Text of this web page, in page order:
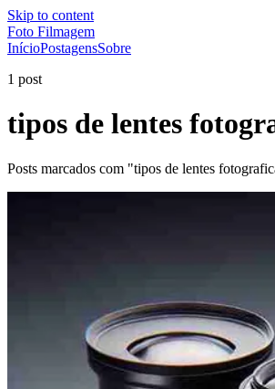
Skip to content
Foto Filmagem
InícioPostagensSobre
1 post
tipos de lentes
Posts marcados com "tipos de lentes